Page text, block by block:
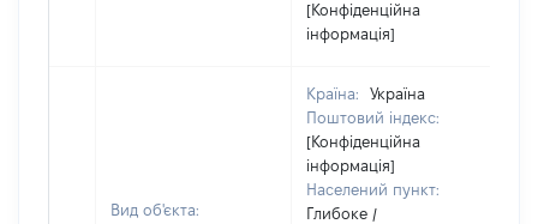
[Конфіденційна
інформація]
Вид об'єкта:
Країна:
Україна
Поштовий індекс:
[Конфіденційна
інформація]
Населений пункт:
Глибоке /